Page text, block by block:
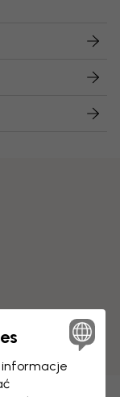
informacje